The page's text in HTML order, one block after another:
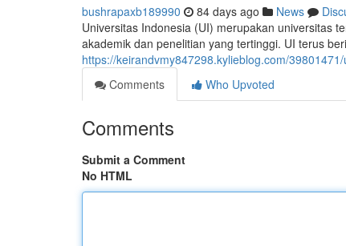
bushrapaxb189990 84 days ago News
Universitas Indonesia (UI) merupakan universitas
akademik dan penelitian yang tertinggi. UI terus
https://keirandvmy847298.kylieblog.com/
Comments
Who Upvoted
Comments
Submit a Comment
No HTML